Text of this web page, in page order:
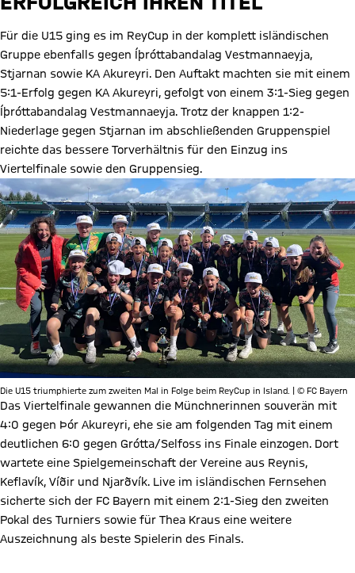
Für die U15 ging es im ReyCup in der komplett isländischen
Gruppe ebenfalls gegen Íþróttabandalag Vestmannaeyja,
Stjarnan sowie KA Akureyri. Den Auftakt machten sie mit einem
5:1-Erfolg gegen KA Akureyri, gefolgt von einem 3:1-Sieg gegen
Íþróttabandalag Vestmannaeyja. Trotz der knappen 1:2-
Niederlage gegen Stjarnan im abschließenden Gruppenspiel
reichte das bessere Torverhältnis für den Einzug ins
Viertelfinale sowie den Gruppensieg.
Die U15 triumphierte zum zweiten Mal in Folge beim ReyCup in Island. | © FC Bayern
Das Viertelfinale gewannen die Münchnerinnen souverän mit
4:0 gegen Þór Akureyri, ehe sie am folgenden Tag mit einem
deutlichen 6:0 gegen Grótta/Selfoss ins Finale einzogen. Dort
wartete eine Spielgemeinschaft der Vereine aus Reynis,
Keflavík, Víðir und Njarðvík. Live im isländischen Fernsehen
sicherte sich der FC Bayern mit einem 2:1-Sieg den zweiten
Pokal des Turniers sowie für Thea Kraus eine weitere
Auszeichnung als beste Spielerin des Finals.